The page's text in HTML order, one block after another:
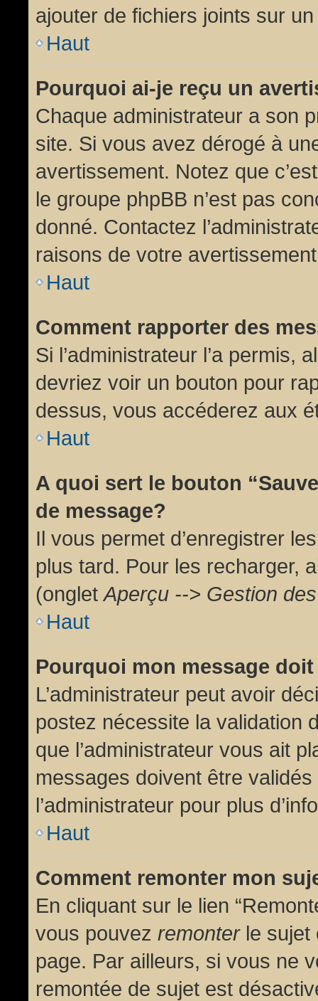
ajouter de fichiers joints sur
Haut
Pourquoi ai-je reçu un
Chaque administrateur a son
site. Si vous avez dérogé à
avertissement. Notez que
le groupe phpBB n’est pas
donné. Contactez
raisons de votre
Haut
Comment rapporter des
Si l’administrateur l’a permis,
devriez voir un bouton pour
dessus, vous accéderez aux
Haut
A quoi sert le bouton
de message?
Il vous permet d’enregistrer
plus tard. Pour les recharger,
(ongletAperçu --> Gestion
Haut
Pourquoi mon message
L’administrateur peut avoir
postez nécessite la validation
que l’administrateur vous ait
messages doivent être
l’administrateur pour plus
Haut
Comment remonter mon
En cliquant sur le lien
vous pouvez remonterle sujet
page. Par ailleurs, si vous ne
remontée de sujet est